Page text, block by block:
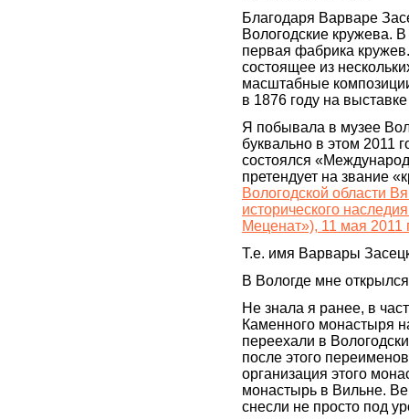
Благодаря Варваре
Вологодские кружева.
первая фабрика
состоящее из
масштабные
в 1876 году на
Я побывала в музее
буквально в этом 2011
состоялся
претендует на звание
Вологодской области
исторического
Меценат»), 11 мая 2011
Т.е. имя Варвары
В Вологде мне
Не знала я ранее, в
Каменного монастыря
переехали в
после этого
организация этого
монастырь в Вильне.
снесли не просто под